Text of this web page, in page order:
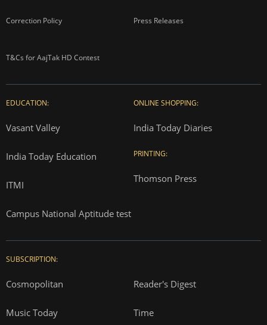
Correction Policy Press Releases
T&Cs for AajTak HD Contest
EDUCATION:
Vasant Valley
India Today Education
ITMI
Campus National Aptitude test
ONLINE SHOPPING:
India Today Diaries
PRINTING:
Thomson Press
SUBSCRIPTION:
Cosmopolitan Reader's Digest
Music Today Time